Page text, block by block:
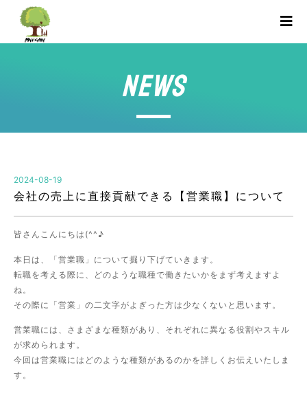
NEWS
2024-08-19
会社の売上に直接貢献できる【営業職】について
皆さんこんにちは(^^♪
本日は、「営業職」について掘り下げていきます。
転職を考える際に、どのような職種で働きたいかをまず考えますよ
ね。
その際に「営業」の二文字がよぎった方は少なくないと思います。
営業職には、さまざまな種類があり、それぞれに異なる役割やスキル
が求められます。
今回は営業職にはどのような種類があるのかを詳しくお伝えいたしま
す。